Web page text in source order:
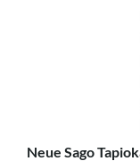
Neue Sago